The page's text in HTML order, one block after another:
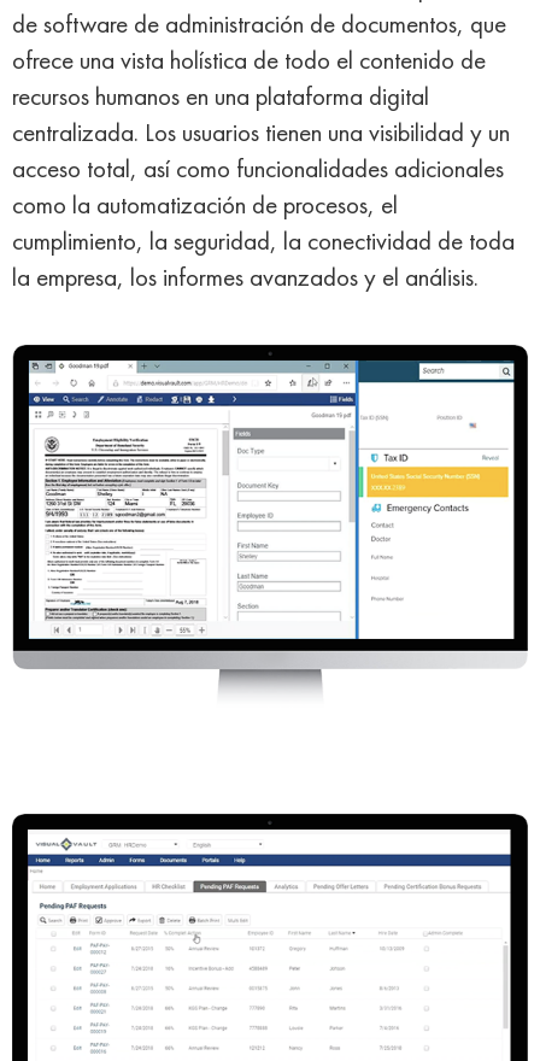
de software de administración de documentos, que
ofrece una vista holística de todo el contenido de
recursos humanos en una plataforma digital
centralizada. Los usuarios tienen una visibilidad y un
acceso total, así como funcionalidades adicionales
como la automatización de procesos, el
cumplimiento, la seguridad, la conectividad de toda
la empresa, los informes avanzados y el análisis.